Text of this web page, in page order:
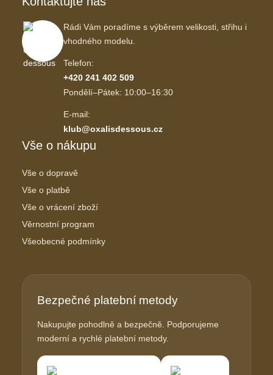
Rádi Vám poradíme s výběrem velikosti, střihu i
vhodného modelu.
Telefon:
+420 241 402 509
Pondělí–Pátek: 10:00–16:30
E-mail:
klub@oxalisdessous.cz
Vše o nákupu
Vše o dopravě
Vše o platbě
Vše o vrácení zboží
Věrnostní program
Všeobecné podmínky
Bezpečné platební metody
Nakupujte pohodlně a bezpečně. Podporujeme
moderní a rychlé platební metody.